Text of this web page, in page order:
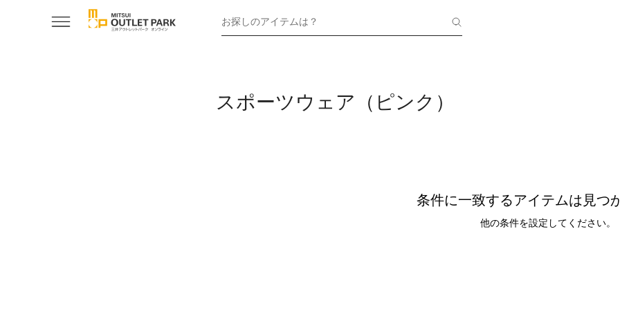
お探しのアイテムは？
スポーツウェア（ピンク）
条件に一致するアイテムは見つ
他の条件を設定してください。